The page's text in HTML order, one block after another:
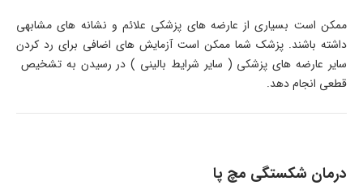
ممکن است بسیاری از عارضه های پزشکی علائم و نشانه های مشابهی
داشته باشند. پزشک شما ممکن است آزمایش های اضافی برای رد کردن
سایر عارضه های پزشکی ( سایر شرایط بالینی ) در رسیدن به تشخیص
قطعی انجام دهد.
درمان شکستگی مچ پا